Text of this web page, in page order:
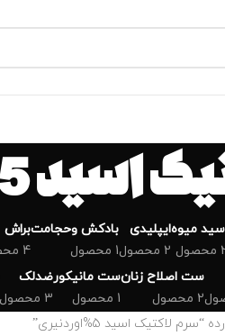
5%اوردنیری
میوهایپلیدی
2 محصول
بادکش وحجامت
1 محصول
براش
4 محصول
ست اصلاح زنان
2 محصول
ست مانیکور
1 محصول
ضدلک
3 محصول
اسید 5%اوردنیری”